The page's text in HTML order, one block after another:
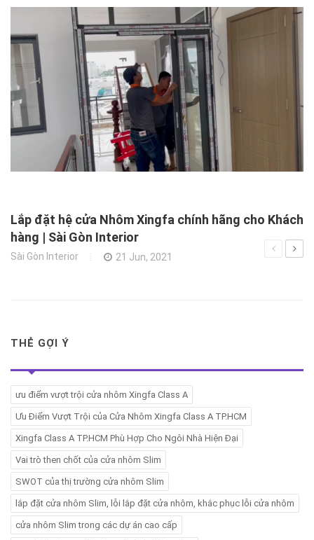
Lắp đặt hệ cửa Nhôm Xingfa chính hãng cho Khách
hàng | Sài Gòn Interior
Sài Gòn Interior 21 Jun, 2021
THẺ GỢI Ý
ưu điểm vượt trội cửa nhôm Xingfa Class A
Ưu Điểm Vượt Trội của Cửa Nhôm Xingfa Class A TP.HCM
Xingfa Class A TP.HCM Phù Hợp Cho Ngôi Nhà Hiện Đại
Vai trò then chốt của cửa nhôm Slim
SWOT của thị trường cửa nhôm Slim
lắp đặt cửa nhôm Slim, lỗi lắp đặt cửa nhôm, khắc phục lỗi cửa nhôm
cửa nhôm Slim trong các dự án cao cấp